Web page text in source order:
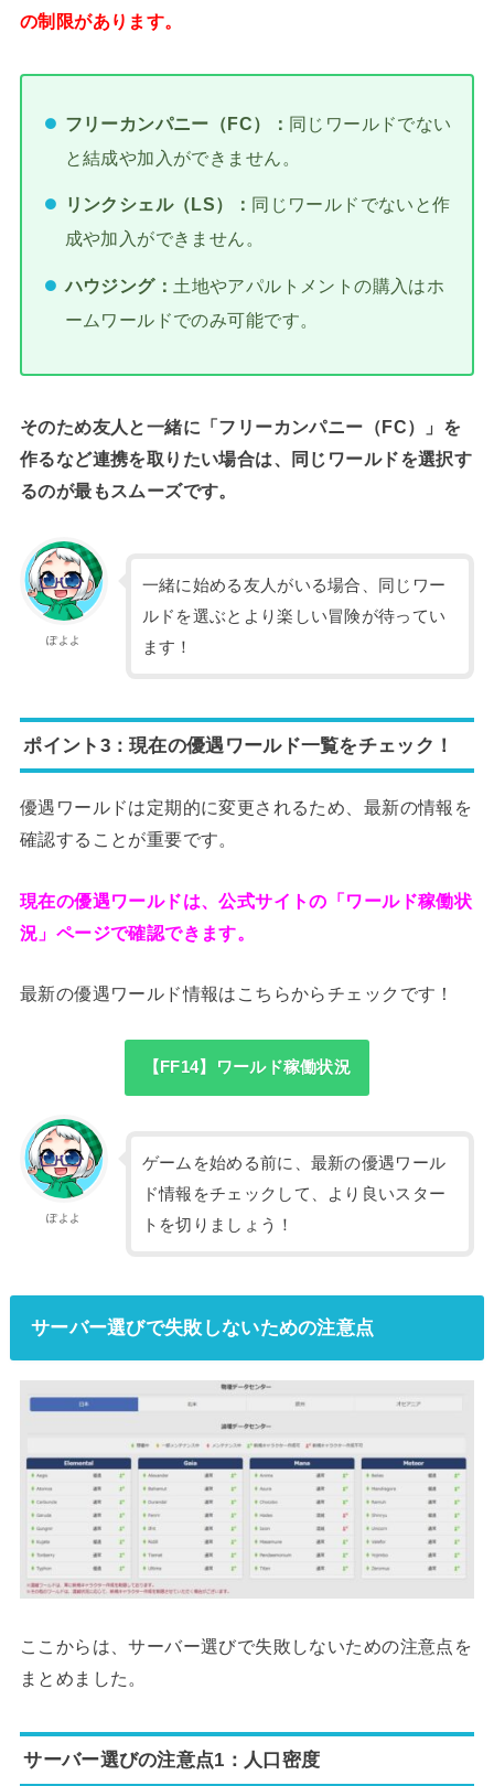
の制限があります。
フリーカンパニー（FC）： 同じワールドでない
と結成や加入ができません。
リンクシェル（LS）： 同じワールドでないと作
成や加入ができません。
ハウジング： 土地やアパルトメントの購入はホ
ームワールドでのみ可能です。
そのため友人と一緒に「フリーカンパニー（FC）」を
作るなど連携を取りたい場合は、同じワールドを選択す
るのが最もスムーズです。
ぽよよ
一緒に始める友人がいる場合、同じワー
ルドを選ぶとより楽しい冒険が待ってい
ます！
ポイント3：現在の優遇ワールド一覧をチェック！
優遇ワールドは定期的に変更されるため、最新の情報を
確認することが重要です。
現在の優遇ワールドは、公式サイトの「ワールド稼働状
況」ページで確認できます。
最新の優遇ワールド情報はこちらからチェックです！
【FF14】ワールド稼働状況
ぽよよ
ゲームを始める前に、最新の優遇ワール
ド情報をチェックして、より良いスター
トを切りましょう！
サーバー選びで失敗しないための注意点
ここからは、サーバー選びで失敗しないための注意点を
まとめました。
サーバー選びの注意点1：人口密度